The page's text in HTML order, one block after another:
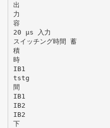
出
力
容
20 μs 入力
スイッチング時間 蓄
積
時
IB1
tstg
間
IB1
IB2
IB2
下